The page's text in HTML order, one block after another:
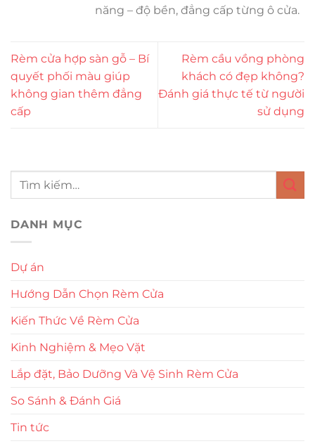
năng – độ bền, đẳng cấp từng ô cửa.
Rèm cửa hợp sàn gỗ – Bí
quyết phối màu giúp
không gian thêm đẳng
cấp
Rèm cầu vồng phòng
khách có đẹp không?
Đánh giá thực tế từ người
sử dụng
DANH MỤC
Dự án
Hướng Dẫn Chọn Rèm Cửa
Kiến Thức Về Rèm Cửa
Kinh Nghiệm & Mẹo Vặt
Lắp đặt, Bảo Dưỡng Và Vệ Sinh Rèm Cửa
So Sánh & Đánh Giá
Tin tức